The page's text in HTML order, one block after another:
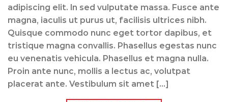
adipiscing elit. In sed vulputate massa. Fusce ante
magna, iaculis ut purus ut, facilisis ultrices nibh.
Quisque commodo nunc eget tortor dapibus, et
tristique magna convallis. Phasellus egestas nunc
eu venenatis vehicula. Phasellus et magna nulla.
Proin ante nunc, mollis a lectus ac, volutpat
placerat ante. Vestibulum sit amet […]